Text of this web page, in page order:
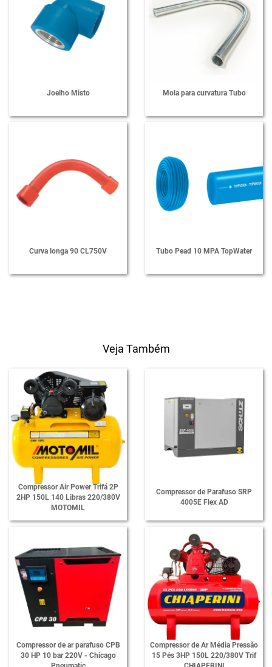
Joelho Misto Mola para curvatura Tubo
Curva longa 90 CL750V Tubo Pead 10 MPA TopWater
Veja Também
Compressor Air Power Trifá 2P
2HP 150L 140 Libras 220/380V
MOTOMIL
Compressor de Parafuso SRP
4005E Flex AD
Compressor de ar parafuso CPB
30 HP 10 bar 220V - Chicago
Compressor de Ar Média Pressão
15 Pés 3HP 150L 220/380V Trif